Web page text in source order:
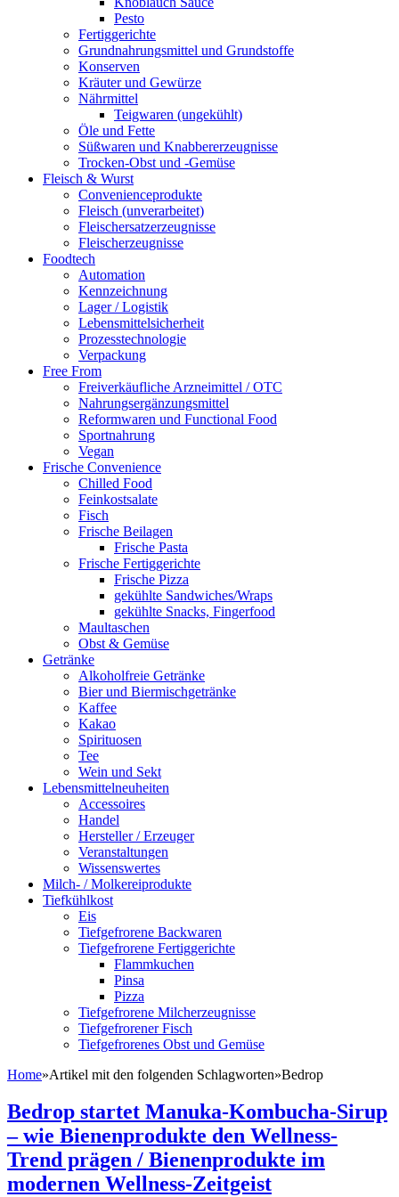
Pesto
Fertiggerichte
Grundnahrungsmittel und Grundstoffe
Konserven
Kräuter und Gewürze
Nährmittel
Teigwaren (ungekühlt)
Öle und Fette
Süßwaren und Knabbererzeugnisse
Trocken-Obst und -Gemüse
Fleisch & Wurst
Convenienceprodukte
Fleisch (unverarbeitet)
Fleischersatzerzeugnisse
Fleischerzeugnisse
Foodtech
Automation
Kennzeichnung
Lager / Logistik
Lebensmittelsicherheit
Prozesstechnologie
Verpackung
Free From
Freiverkäufliche Arzneimittel / OTC
Nahrungsergänzungsmittel
Reformwaren und Functional Food
Sportnahrung
Vegan
Frische Convenience
Chilled Food
Feinkostsalate
Fisch
Frische Beilagen
Frische Pasta
Frische Fertiggerichte
Frische Pizza
gekühlte Sandwiches/Wraps
gekühlte Snacks, Fingerfood
Maultaschen
Obst & Gemüse
Getränke
Alkoholfreie Getränke
Bier und Biermischgetränke
Kaffee
Kakao
Spirituosen
Tee
Wein und Sekt
Lebensmittelneuheiten
Accessoires
Handel
Hersteller / Erzeuger
Veranstaltungen
Wissenswertes
Milch- / Molkereiprodukte
Tiefkühlkost
Eis
Tiefgefrorene Backwaren
Tiefgefrorene Fertiggerichte
Flammkuchen
Pinsa
Pizza
Tiefgefrorene Milcherzeugnisse
Tiefgefrorener Fisch
Tiefgefrorenes Obst und Gemüse
Home»Artikel mit den folgenden Schlagworten»Bedrop
Bedrop startet Manuka-Kombucha-Sirup
– wie Bienenprodukte den Wellness-
Trend prägen / Bienenprodukte im
modernen Wellness-Zeitgeist